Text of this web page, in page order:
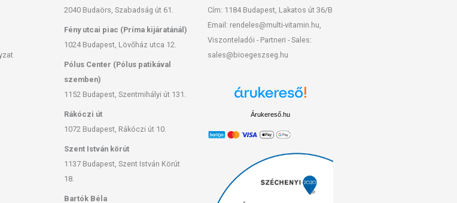
2040 Budaörs, Szabadság út 61.
Fény utcai piac (Príma kijáratánál)
1024 Budapest, Lövőház utca 12.
Pólus Center (Pólus patikával
szemben)
1152 Budapest, Szentmihályi út 131.
Rákóczi út
1072 Budapest, Rákóczi út 10.
Szent István körút
1137 Budapest, Szent István Körút
18.
Bartók Béla
Cím: 1184 Budapest, Lakatos út 36/B
Email: rendeles@multi-vitamin.hu,
Viszonteladói - Partneri - Sales:
sales@bioegeszseg.hu
Árukereső.hu